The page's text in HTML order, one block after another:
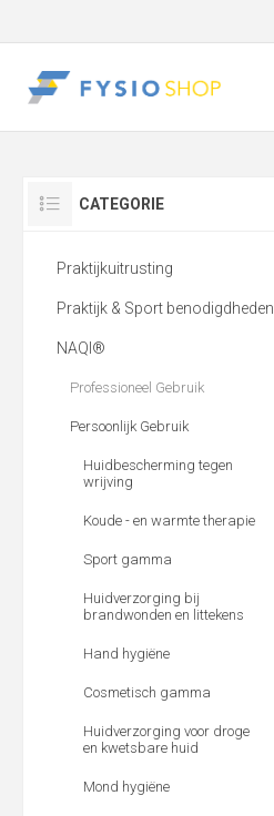
CATEGORIE
Praktijkuitrusting
Praktijk & Sport benodigdheden
NAQI®
Professioneel Gebruik
Persoonlijk Gebruik
Huidbescherming tegen
wrijving
Koude - en warmte therapie
Sport gamma
Huidverzorging bij
brandwonden en littekens
Hand hygiëne
Cosmetisch gamma
Huidverzorging voor droge
en kwetsbare huid
Mond hygiëne